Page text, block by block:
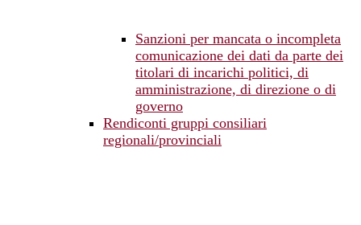
Sanzioni per mancata o incompleta
comunicazione dei dati da parte dei
titolari di incarichi politici, di
amministrazione, di direzione o di
governo
Rendiconti gruppi consiliari
regionali/provinciali